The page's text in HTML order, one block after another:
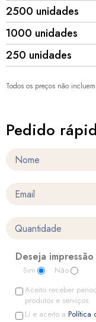
2500 unidades
1000 unidades
250 unidades
Todos os preços não
Pedido
Deseja
Sim
Não
Aceito receber
produtos e serviços.
Li e aceito a Política